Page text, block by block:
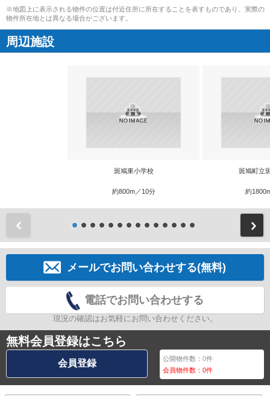
※地図上に表示される物件の位置は付近住所に所在することを表すものであり、実際の
物件所在地とは異なる場合がございます。
周辺施設
斑鳩東小学校
約800m／10分
斑鳩町立
約
メールでお問い合わせする(無料)
電話でお問い合わせする
現況の確認はお気軽にお問い合わせください。
無料会員登録はこちら
会員登録 公開物件数：0件
会員物件数：0件